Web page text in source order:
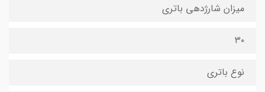
میزان شارژدهی باتری
۳۰
نوع باتری